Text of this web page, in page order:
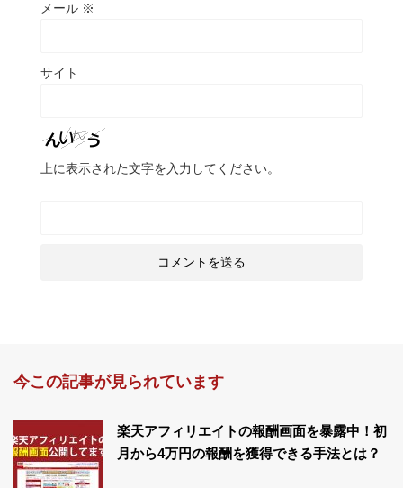
メール ※
サイト
上に表示された文字を入力してください。
今この記事が見られています
楽天アフィリエイトの報酬画面を暴露中！初
月から4万円の報酬を獲得できる手法とは？